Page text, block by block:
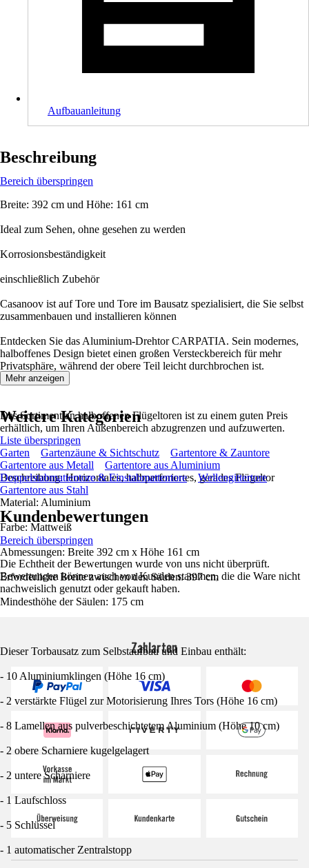
Aufbauanleitung
Beschreibung
Bereich überspringen
Breite: 392 cm und Höhe: 161 cm
Ideal zum Sehen, ohne gesehen zu werden
Korrosionsbeständigkeit
einschließlich Zubehör
Casanoov ist auf Tore und Tore im Bausatz spezialisiert, die Sie selbst
zusammenbauen und installieren können
Entdecken Sie das Aluminium-Drehtor CARPATIA. Sein modernes,
halboffenes Design bietet einen großen Versteckbereich für mehr
Privatsphäre, während der obere Teil leicht durchbrochen ist.
Das Sortiment an halboffenen Flügeltoren ist zu einem guten Preis
erhältlich, um Ihren Außenbereich abzugrenzen und aufzuwerten.
Beschreibung: Horizontales, halbperforiertes, gerades Flügeltor
Material: Aluminium
Farbe: Mattweiß
Abmessungen: Breite 392 cm x Höhe 161 cm
Erforderliche Breite zwischen den Säulen: 397 cm
Mindesthöhe der Säulen: 175 cm
Dieser Torbausatz zum Selbstaufbau und Einbau enthält:
- 10 Aluminiumklingen (Höhe 16 cm)
- 2 verstärkte Flügel zur Motorisierung Ihres Tors (Höhe 16 cm)
- 8 Lamellen aus pulverbeschichtetem Aluminium (Höhe 10 cm)
- 2 obere Scharniere kugelgelagert
- 2 untere Scharniere
- 1 Laufschloss
- 5 Schlüssel
- 1 automatischer Zentralstopp
Mehr anzeigen
Weitere Kategorien
Liste überspringen
Garten
Gartenzäune & Sichtschutz
Gartentore & Zauntore
Gartentore aus Metall
Gartentore aus Aluminium
Doppelstabmattentore & Einstabmattentore
Wellengittertore
Gartentore aus Stahl
Kundenbewertungen
Bereich überspringen
Die Echtheit der Bewertungen wurde von uns nicht überprüft.
Bewertungen können auch von Kunden stammen, die die Ware nicht
nachweislich genutzt oder gekauft haben.
Zahlarten